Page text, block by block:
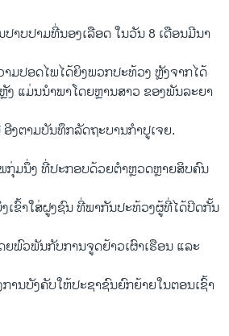
າບປາມ​ທີ່​ນອງ​ເລືອດ ​ໃນ​ວັນ 8 ​ເດືອນມີນາ
າມ​ປອດ​ໄພ​ໄດ້​ຍິງ​ພວກ​ປະ​ທ້ວງ ຫຼັງ​ຈາກ​ໄດ້
ແມ່ນ​ນຳພາ​ໂດຍຫຼານ​ສາວ​ ຂອງພັນ​ລະ​ຍາ
ງ​ຕາມ​ບັນທຶກ​ລັດຖະບານ​ກຳປູ​ເຈຍ.
ກຸ່ມ​ນຶ່ງ ທີ່​ປະ​ກອບ​ດ້ວຍ​ຕຳຫຼວດຫຼາຍ​ສິບ​ຄົນ
ເຂົ້າໃສ່ຝູງ​ຊົນ ​ທີ່​ພາກັນ​ປະ​ທ້ວງຜູ້​ທີ່​ໄດ້ປິດ​ກັ້ນ​
ພົວພັນ​ກັບ​ການ​ຈູດຢ້າວເຜົາ​ເຮືອນ​ ​ແລະ​
ານ​ບັງຄັບໃຫ້ປະຊາຊົນຍົກຍ້າຍໃນ​ຕອນ​ເຊົ້າ​